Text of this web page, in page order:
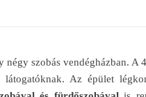
szobás vendégházban. A
Az épület